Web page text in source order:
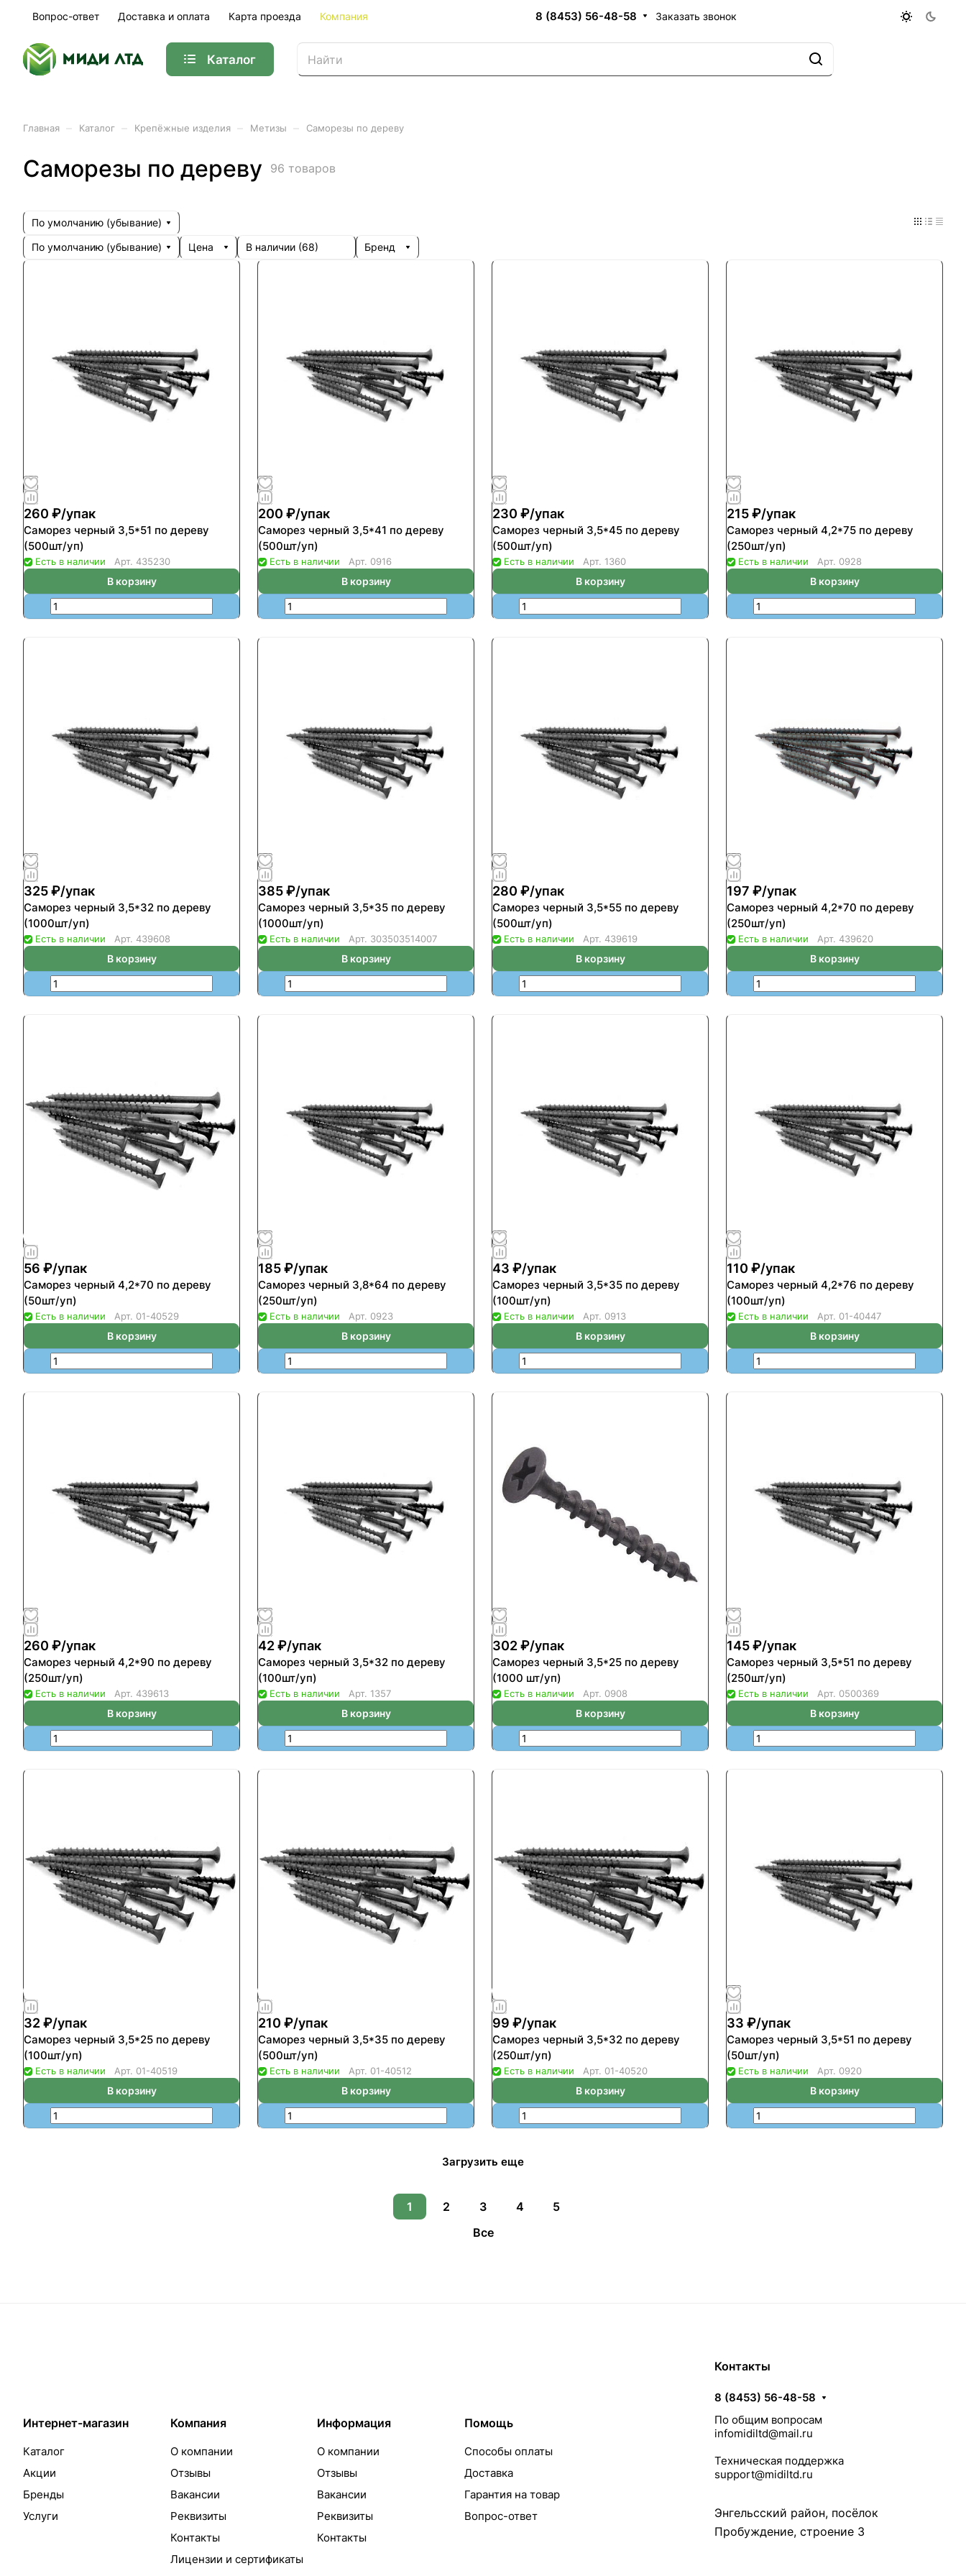
Вопрос-ответ Доставка и оплата Карта проезда Компания 8 (8453) 56-48-58 Заказать звонок
Каталог
Главная Каталог Крепёжные изделия Метизы Саморезы по дереву
Саморезы по дереву 96 товаров
По умолчанию (убывание)
По умолчанию (убывание)
Цена В наличии (68) Бренд
260 ₽/упак
Саморез черный 3,5*51 по дереву
(500шт/уп)
Есть в наличии Арт. 435230
В корзину
200 ₽/упак
Саморез черный 3,5*41 по дереву
(500шт/уп)
Есть в наличии Арт. 0916
В корзину
230 ₽/упак
Саморез черный 3,5*45 по дереву
(500шт/уп)
Есть в наличии Арт. 1360
В корзину
215 ₽/упак
Саморез черный 4,2*75 по дереву
(250шт/уп)
Есть в наличии Арт. 0928
В корзину
325 ₽/упак
Саморез черный 3,5*32 по дереву
(1000шт/уп)
Есть в наличии Арт. 439608
В корзину
385 ₽/упак
Саморез черный 3,5*35 по дереву
(1000шт/уп)
Есть в наличии Арт. 303503514007
В корзину
280 ₽/упак
Саморез черный 3,5*55 по дереву
(500шт/уп)
Есть в наличии Арт. 439619
В корзину
197 ₽/упак
Саморез черный 4,2*70 по дереву
(250шт/уп)
Есть в наличии Арт. 439620
В корзину
56 ₽/упак
Саморез черный 4,2*70 по дереву
(50шт/уп)
Есть в наличии Арт. 01-40529
В корзину
185 ₽/упак
Саморез черный 3,8*64 по дереву
(250шт/уп)
Есть в наличии Арт. 0923
В корзину
43 ₽/упак
Саморез черный 3,5*35 по дереву
(100шт/уп)
Есть в наличии Арт. 0913
В корзину
110 ₽/упак
Саморез черный 4,2*76 по дереву
(100шт/уп)
Есть в наличии Арт. 01-40447
В корзину
260 ₽/упак
Саморез черный 4,2*90 по дереву
(250шт/уп)
Есть в наличии Арт. 439613
В корзину
42 ₽/упак
Саморез черный 3,5*32 по дереву
(100шт/уп)
Есть в наличии Арт. 1357
В корзину
302 ₽/упак
Саморез черный 3,5*25 по дереву
(1000 шт/уп)
Есть в наличии Арт. 0908
В корзину
145 ₽/упак
Саморез черный 3,5*51 по дереву
(250шт/уп)
Есть в наличии Арт. 0500369
В корзину
32 ₽/упак
Саморез черный 3,5*25 по дереву
(100шт/уп)
Есть в наличии Арт. 01-40519
В корзину
210 ₽/упак
Саморез черный 3,5*35 по дереву
(500шт/уп)
Есть в наличии Арт. 01-40512
В корзину
99 ₽/упак
Саморез черный 3,5*32 по дереву
(250шт/уп)
Есть в наличии Арт. 01-40520
В корзину
33 ₽/упак
Саморез черный 3,5*51 по дереву
(50шт/уп)
Есть в наличии Арт. 0920
В корзину
Загрузить еще
1 2 3 4
5
Все
Интернет-магазин
Каталог
Акции
Бренды
Услуги
Компания
О компании
Отзывы
Вакансии
Реквизиты
Контакты
Лицензии и сертификаты
Информация
О компании
Отзывы
Вакансии
Реквизиты
Контакты
Помощь
Способы оплаты
Доставка
Гарантия на товар
Вопрос-ответ
Контакты
8 (8453) 56-48-58
По общим вопросам
infomidiltd@mail.ru
Техническая поддержка
support@midiltd.ru
Энгельсский район, посёлок
Пробуждение, строение 3